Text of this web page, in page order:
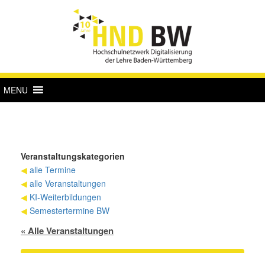
MENU
Veranstaltungskategorien
◀ alle Termine
◀ alle Veranstaltungen
◀ KI-Weiterbildungen
◀ Semestertermine BW
« Alle Veranstaltungen